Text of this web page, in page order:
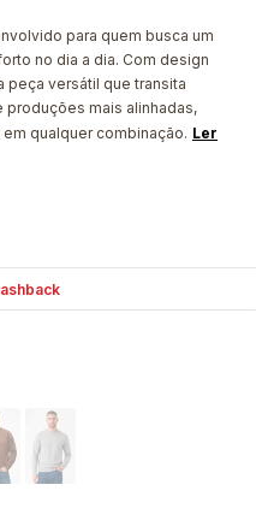
para quem busca um
no dia a dia. Com design
peça versátil que transita
mais alinhadas,
qualquer combinação. Ler